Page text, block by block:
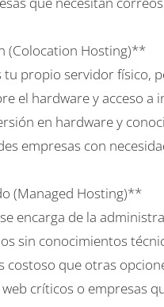
(Colocation Hosting)**
propio servidor físico,
el hardware y acceso a
en hardware y
empresas con
(Managed Hosting)**
encarga de la
sin conocimientos
costoso que otras
críticos o empresas